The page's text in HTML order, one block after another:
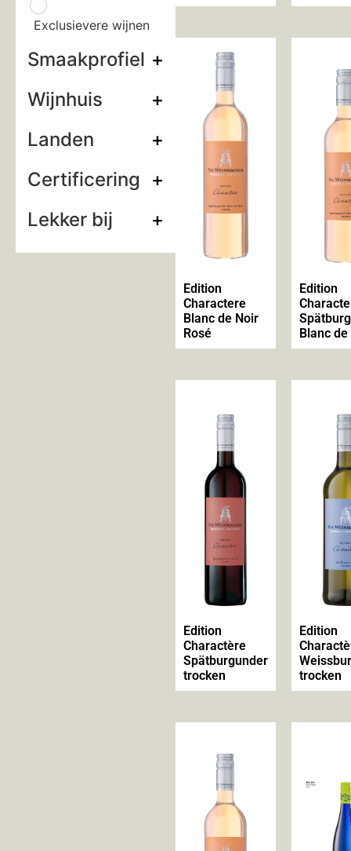
Exclusievere wijnen
Smaakprofiel +
Wijnhuis
+
Landen
+
Certificering
+
Lekker bij
+
Edition
Charactere
Blanc de Noir
Rosé
Edition
Blanc
Edition
Charactère
Spätburgunder
trocken
Edition
trocken